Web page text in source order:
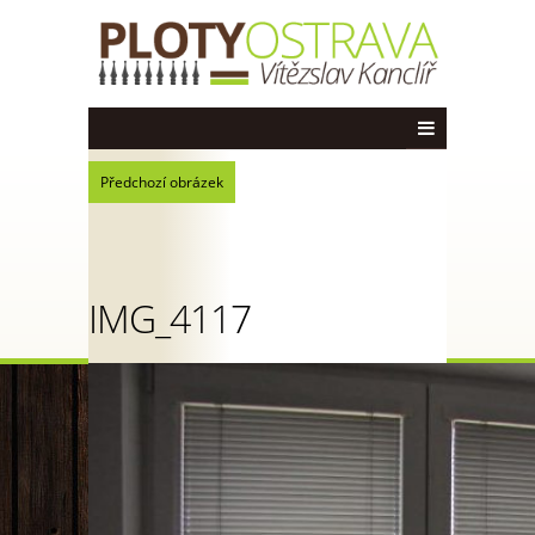
Předchozí obrázek
IMG_4117